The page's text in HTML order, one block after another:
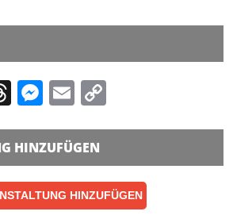
Threads
Messenger
Email
HINZUFÜGEN
HINZUFÜGEN